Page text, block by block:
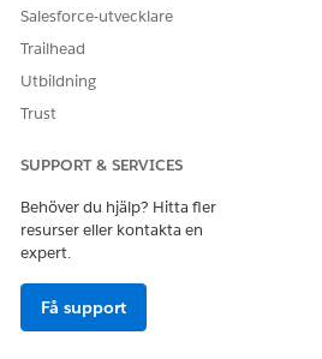
Salesforce-utvecklare
Trailhead
Utbildning
Trust
SUPPORT & SERVICES
Behöver du hjälp? Hitta fler
resurser eller kontakta en
expert.
Få support